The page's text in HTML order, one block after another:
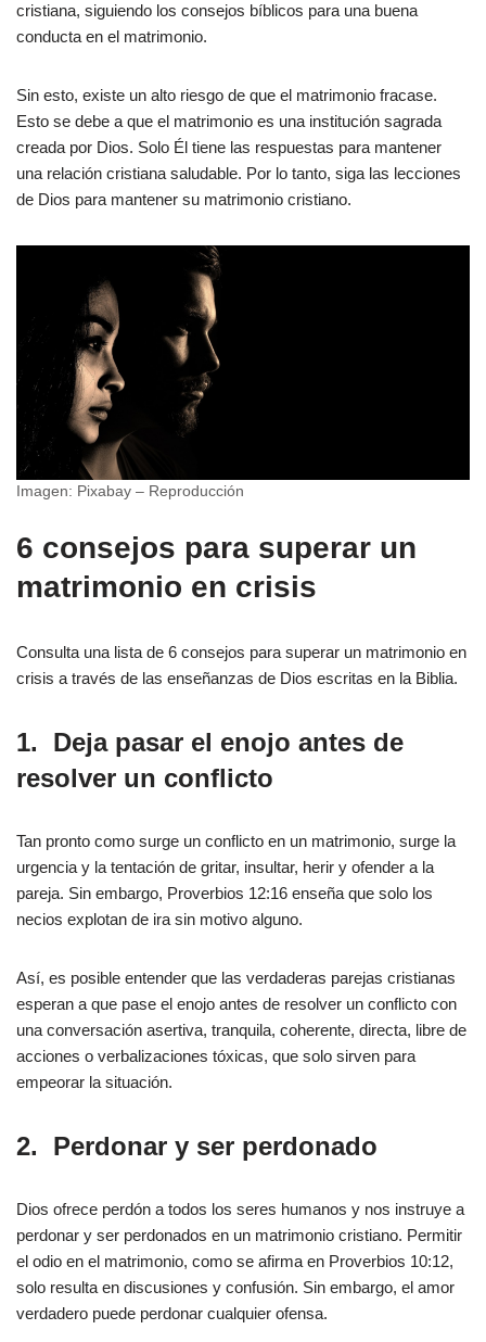
cristiana, siguiendo los consejos bíblicos para una buena
conducta en el matrimonio.
Sin esto, existe un alto riesgo de que el matrimonio fracase.
Esto se debe a que el matrimonio es una institución sagrada
creada por Dios. Solo Él tiene las respuestas para mantener
una relación cristiana saludable. Por lo tanto, siga las lecciones
de Dios para mantener su matrimonio cristiano.
Imagen: Pixabay – Reproducción
6 consejos para superar un
matrimonio en crisis
Consulta una lista de 6 consejos para superar un matrimonio en
crisis a través de las enseñanzas de Dios escritas en la Biblia.
1.
Deja pasar el enojo antes de
resolver un conflicto
Tan pronto como surge un conflicto en un matrimonio, surge la
urgencia y la tentación de gritar, insultar, herir y ofender a la
pareja. Sin embargo, Proverbios 12:16 enseña que solo los
necios explotan de ira sin motivo alguno.
Así, es posible entender que las verdaderas parejas cristianas
esperan a que pase el enojo antes de resolver un conflicto con
una conversación asertiva, tranquila, coherente, directa, libre de
acciones o verbalizaciones tóxicas, que solo sirven para
empeorar la situación.
2. Perdonar y ser perdonado
Dios ofrece perdón a todos los seres humanos y nos instruye a
perdonar y ser perdonados en un matrimonio cristiano. Permitir
el odio en el matrimonio, como se afirma en Proverbios 10:12,
solo resulta en discusiones y confusión. Sin embargo, el amor
verdadero puede perdonar cualquier ofensa.